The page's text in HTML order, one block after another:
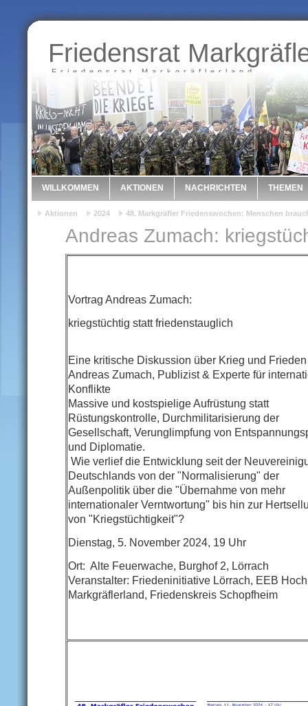
Friedensrat
Friedensrat Markgräflerland
WILLKOMMEN AKTIONEN NACHRICHTEN THEMEN
Aktionen 2024 48. Markgräfler Friedenswochen: Menschen
Andreas Zumach:
Vortrag Andreas Zumach:
kriegstüchtig statt friedenstauglich
Eine kritische Diskussion über Krieg und
Andreas Zumach, Publizist & Experte für
Konflikte
Massive und kostspielige Aufrüstung statt
Rüstungskontrolle, Durchmilitarisierung der
Gesellschaft, Verunglimpfung von
und Diplomatie.
Wie verlief die Entwicklung seit der
Deutschlands von der "Normalisierung" der
Außenpolitik über die "Übernahme von mehr
internationaler Verntwortung" bis hin zur
von "Kriegstüchtigkeit"?
Dienstag, 5. November 2024, 19 Uhr
Ort: Alte Feuerwache, Burghof 2, Lörrach
Veranstalter: Friedeninitiative Lörrach, EEB
Markgräflerland, Friedenskreis Schopfheim